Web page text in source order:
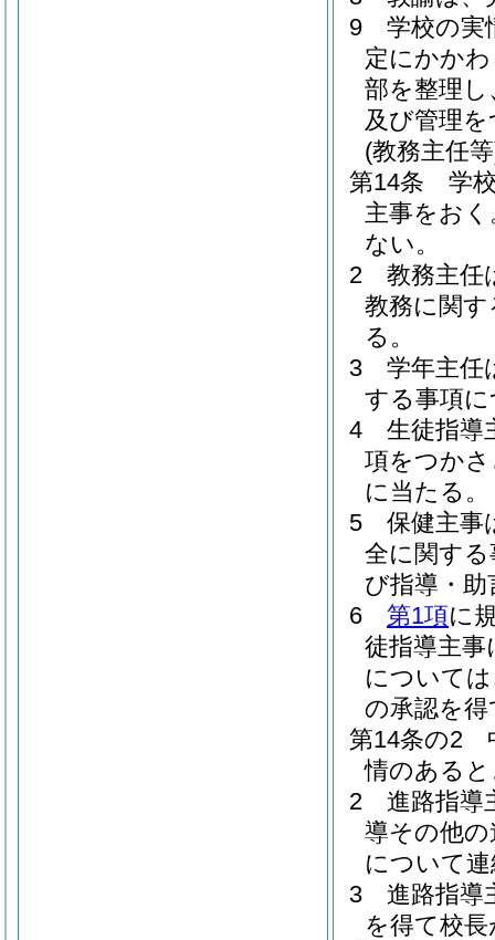
9
学校の実
定にかか
部を整理
及び管理
(教務主任
第14条
学
主事をおく
ない。
2
教務主任
教務に関
る。
3
学年主任
する事項
4
生徒指導
項をつか
に当たる。
5
保健主事
全に関す
び指導・
6
第1項に
徒指導主
について
の承認を
第14条の2
情のある
2
進路指導
導その他
について
3
進路指導
を得て校